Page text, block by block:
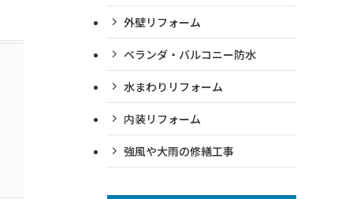
外壁リフォーム
ベランダ・バルコニー防水
水まわりリフォーム
内装リフォーム
強風や大雨の修繕工事